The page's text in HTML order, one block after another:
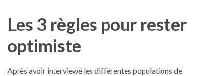
Les 3 règles pour rester
optimiste
Après avoir interviewé les différentes populations de